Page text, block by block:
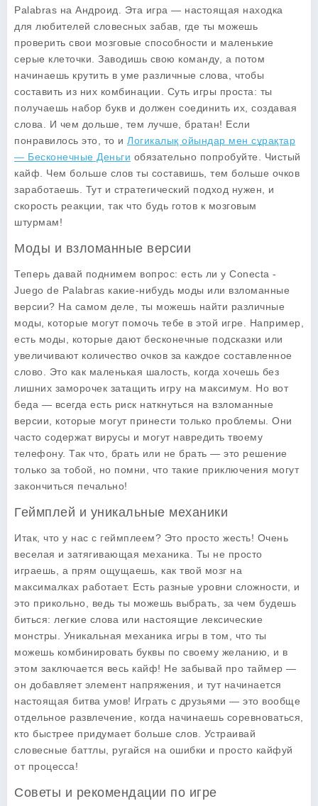
Palabras на Андроид. Эта игра — настоящая находка
для любителей словесных забав, где ты можешь
проверить свои мозговые способности и маленькие
серые клеточки. Заводишь свою команду, а потом
начинаешь крутить в уме различные слова, чтобы
составить из них комбинации. Суть игры проста: ты
получаешь набор букв и должен соединить их, создавая
слова. И чем дольше, тем лучше, братан! Если
понравилось это, то и Логикалық ойындар мен сұрақтар
— Бесконечные Деньги обязательно попробуйте. Чистый
кайф. Чем больше слов ты составишь, тем больше очков
заработаешь. Тут и стратегический подход нужен, и
скорость реакции, так что будь готов к мозговым
штурмам!
Моды и взломанные версии
Теперь давай поднимем вопрос: есть ли у Conecta -
Juego de Palabras какие-нибудь моды или взломанные
версии? На самом деле, ты можешь найти различные
моды, которые могут помочь тебе в этой игре. Например,
есть моды, которые дают бесконечные подсказки или
увеличивают количество очков за каждое составленное
слово. Это как маленькая шалость, когда хочешь без
лишних заморочек затащить игру на максимум. Но вот
беда — всегда есть риск наткнуться на взломанные
версии, которые могут принести только проблемы. Они
часто содержат вирусы и могут навредить твоему
телефону. Так что, брать или не брать — это решение
только за тобой, но помни, что такие приключения могут
закончиться печально!
Геймплей и уникальные механики
Итак, что у нас с геймплеем? Это просто жесть! Очень
веселая и затягивающая механика. Ты не просто
играешь, а прям ощущаешь, как твой мозг на
максималках работает. Есть разные уровни сложности, и
это прикольно, ведь ты можешь выбрать, за чем будешь
биться: легкие слова или настоящие лексические
монстры. Уникальная механика игры в том, что ты
можешь комбинировать буквы по своему желанию, и в
этом заключается весь кайф! Не забывай про таймер —
он добавляет элемент напряжения, и тут начинается
настоящая битва умов! Играть с друзьями — это вообще
отдельное развлечение, когда начинаешь соревноваться,
кто быстрее придумает больше слов. Устраивай
словесные баттлы, ругайся на ошибки и просто кайфуй
от процесса!
Советы и рекомендации по игре